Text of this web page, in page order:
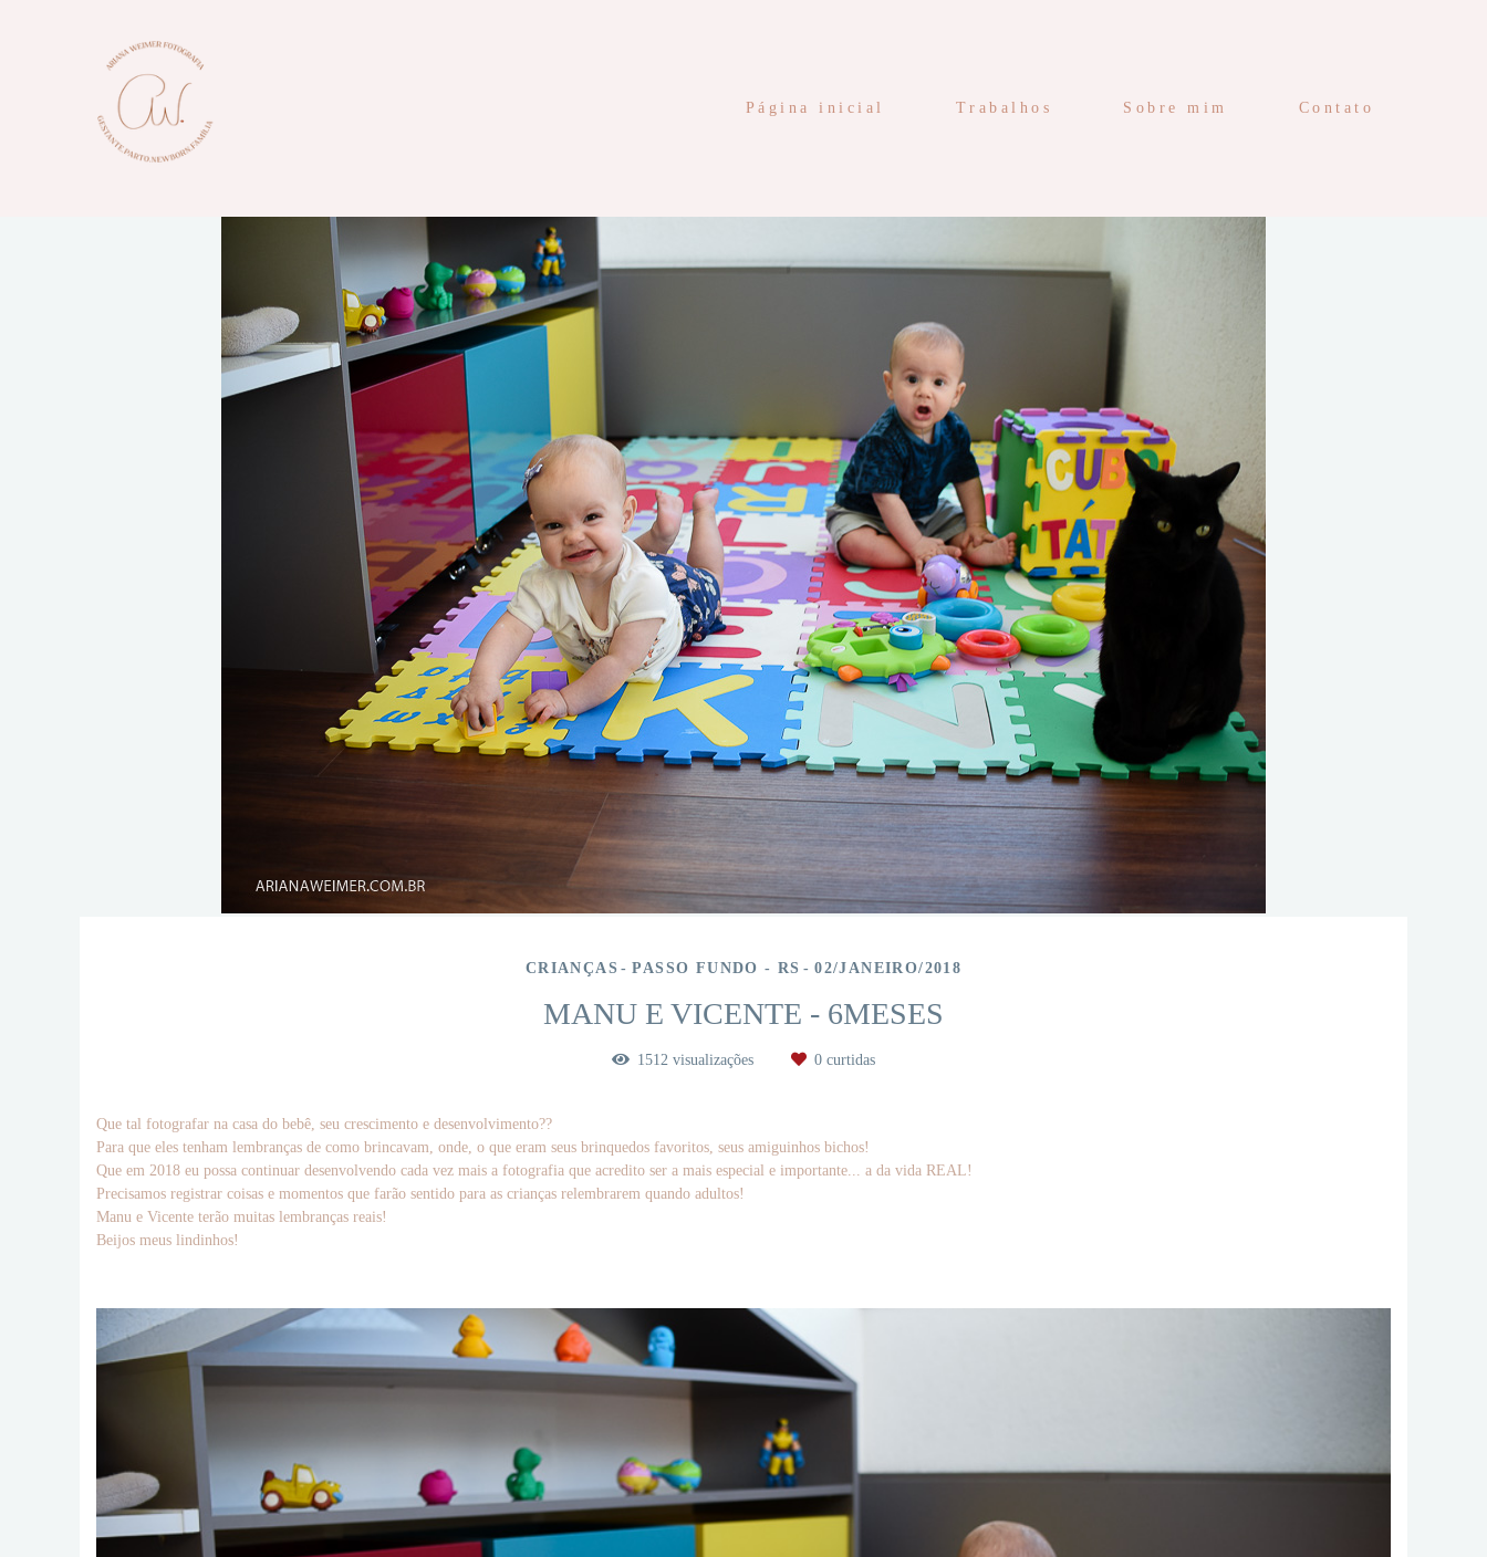
Página inicial Trabalhos Sobre mim Contato
CRIANÇAS PASSO FUNDO - RS 02/JANEIRO/2018
MANU E VICENTE - 6MESES
1512 visualizações 0 curtidas
Que tal fotografar na casa do bebê, seu crescimento e desenvolvimento??
Para que eles tenham lembranças de como brincavam, onde, o que eram seus brinquedos favoritos, seus amiguinhos bichos!
Que em 2018 eu possa continuar desenvolvendo cada vez mais a fotografia que acredito ser a mais especial e importante... a da vida REAL!
Precisamos registrar coisas e momentos que farão sentido para as crianças relembrarem quando adultos!
Manu e Vicente terão muitas lembranças reais!
Beijos meus lindinhos!